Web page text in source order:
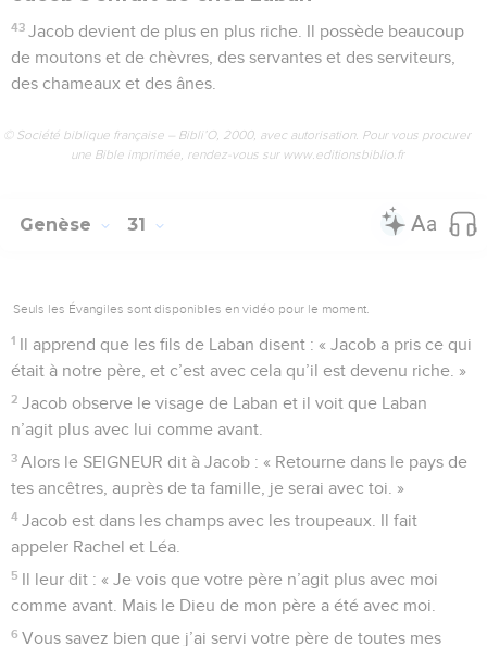
43 Jacob devient de plus en plus riche. Il possède beaucoup
de moutons et de chèvres, des servantes et des serviteurs,
des chameaux et des ânes.
© Société biblique française – Bibli’O, 2000, avec autorisation. Pour vous procurer
une Bible imprimée, rendez-vous sur www.editionsbiblio.fr
Genèse 31
Seuls les Évangiles sont disponibles en vidéo pour le moment.
1 Il apprend que les fils de Laban disent : « Jacob a pris ce qui
était à notre père, et c’est avec cela qu’il est devenu riche. »
2 Jacob observe le visage de Laban et il voit que Laban
n’agit plus avec lui comme avant.
3 Alors le SEIGNEUR dit à Jacob : « Retourne dans le pays de
tes ancêtres, auprès de ta famille, je serai avec toi. »
4 Jacob est dans les champs avec les troupeaux. Il fait
appeler Rachel et Léa.
5 Il leur dit : « Je vois que votre père n’agit plus avec moi
comme avant. Mais le Dieu de mon père a été avec moi.
6 Vous savez bien que j’ai servi votre père de toutes mes